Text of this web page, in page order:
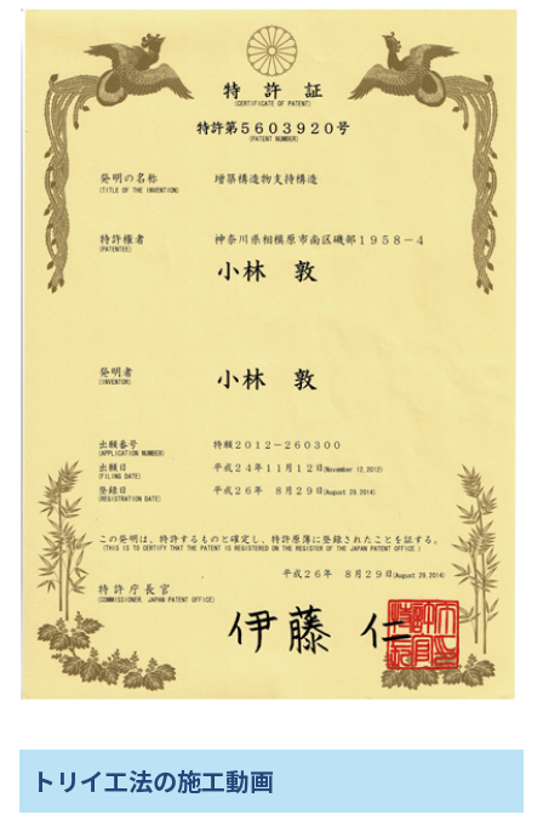
トリイ工法の施工動画